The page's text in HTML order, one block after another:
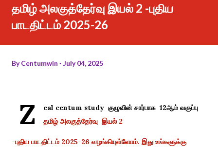
தமிழ் அலகுத்தேர்வு இயல் 2 -புதிய
பாடதிட்டம் 2025-26
ByCentumwin July 04, 2025
Z
eal centum study குழுவின் சார்பாக 12ஆம் வகுப்பு
தமிழ் அலகுத்தேர்வு இயல் 2
-புதிய பாடதிட்டம் 2025-26 வழங்கியுள்ளோம். இது உங்களுக்கு